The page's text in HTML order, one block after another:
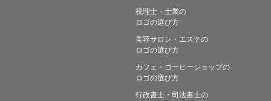
税理士・士業の
ロゴの選び方
美容サロン・エステの
ロゴの選び方
カフェ・コーヒーショップの
ロゴの選び方
行政書士・司法書士の